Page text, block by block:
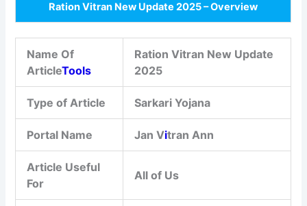
Ration Vitran New Update 2025 – Overview
Name Of
ArticleTools
Ration Vitran New Update
2025
Type of Article Sarkari Yojana
Portal Name Jan Vitran Ann
Article Useful
For
All of Us